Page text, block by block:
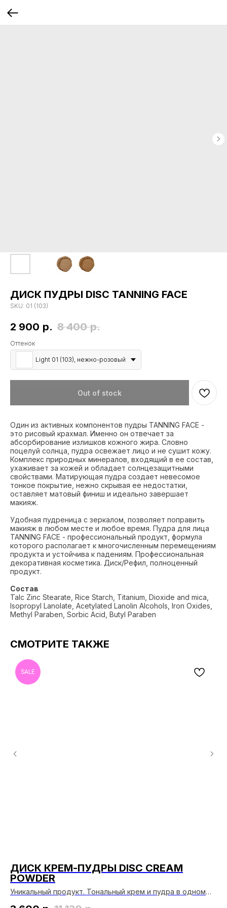
ДИСК ПУДРЫ DISC TANNING FACE
SKU: 01 (103)
2 900 р. 8 400 р.
Оттенок
Light 01 (103), нежно-розовый
Out of stock
Один из активных компонентов пудры TANNING FACE -
это рисовый крахмал. Именно он отвечает за
абсорбирование излишков кожного жира. Словно
поцелуй солнца, пудра освежает лицо и не сушит кожу.
Комплекс природных минералов, входящий в ее состав,
ухаживает за кожей и обладает солнцезащитными
свойствами. Матирующая пудра создает невесомое
тонкое покрытие, нежно скрывая ее недостатки,
оставляет матовый финиш и идеально завершает
макияж.
Удобная пудреница с зеркалом, позволяет поправить
макияж в любом месте и любое время. Пудра для лица
TANNING FACE - профессиональный продукт, формула
которого располагает к многочисленным перемещениям
продукта и устойчива к падениям. Профессиональная
декоративная косметика. Диск/Рефил, полноценный
продукт.
Состав
Talc Zinc Stearate, Rice Starch, Titanium, Dioxide and mica,
Isopropyl Lanolate, Acetylated Lanolin Alcohols, Iron Oxides,
Methyl Paraben, Sorbic Acid, Butyl Paraben
СМОТРИТЕ ТАКЖЕ
SALE
ДИСК КРЕМ-ПУДРЫ DISC CREAM
POWDER
Уникальный продукт. Тональный крем и пудра в одном